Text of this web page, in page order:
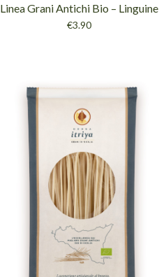
Linea Grani Antichi Bio – Linguine
€3.90